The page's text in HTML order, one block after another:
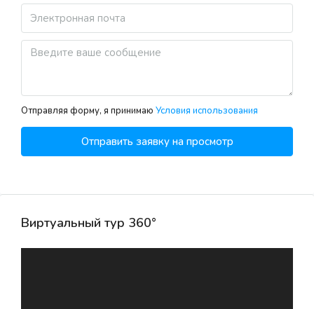
Отправляя форму, я принимаю Условия использования
Отправить заявку на просмотр
Виртуальный тур 360°